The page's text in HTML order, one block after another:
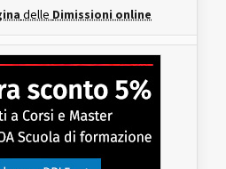
delle Dimissioni online